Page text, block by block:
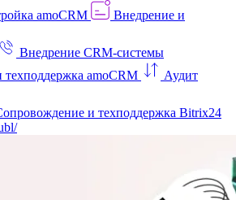
amoCRM
Внедрение и
Внедрение CRM-системы
amoCRM
Аудит
и техподдержка Bitrix24